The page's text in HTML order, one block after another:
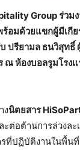
Group ร่วม
อมด้วยแขกผู้มีเกี
ปรียามล ธนวิสุทธิ์
ณ ห้องบอลรูมโรง
งนิตยสาร
ต่อต้านการล่วงละ
รที่ปฏิบัติงานในพื้น